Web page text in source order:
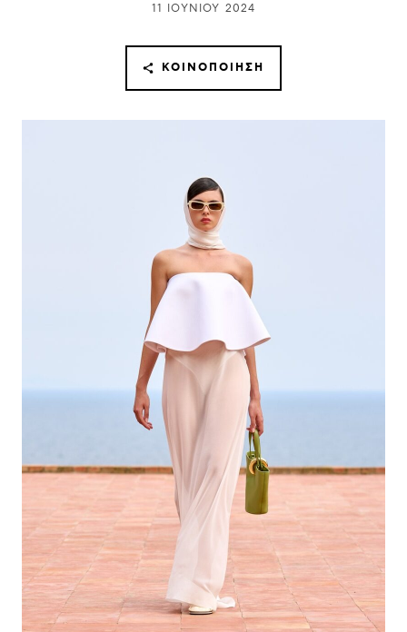
11 ΙΟΥΝΊΟΥ 2024
ΚΟΙΝΟΠΟΊΗΣΗ